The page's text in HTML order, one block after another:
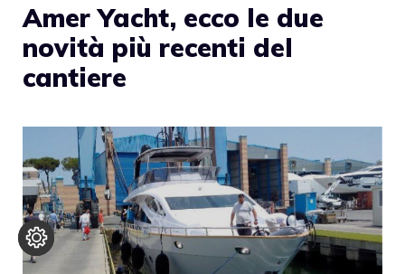
Amer Yacht, ecco le due
novità più recenti del
cantiere